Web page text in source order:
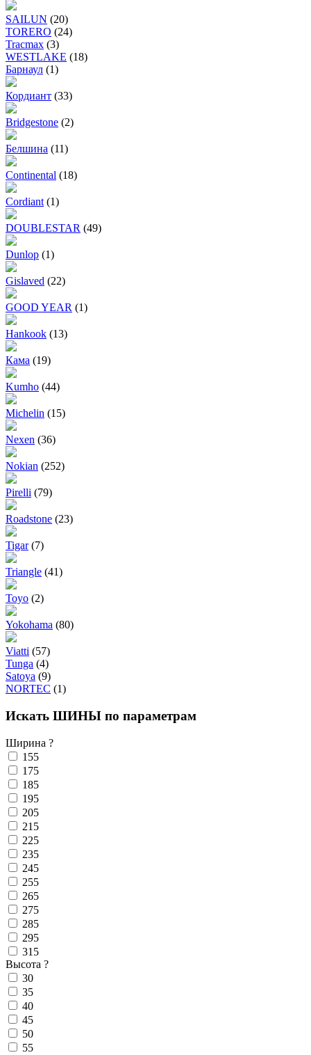
SAILUN (20)
TORERO (24)
Tracmax (3)
WESTLAKE (18)
Барнаул (1)
Кордиант (33)
Bridgestone (2)
Белшина (11)
Continental (18)
Cordiant (1)
DOUBLESTAR (49)
Dunlop (1)
Gislaved (22)
GOOD YEAR (1)
Hankook (13)
Кама (19)
Kumho (44)
Michelin (15)
Nexen (36)
Nokian (252)
Pirelli (79)
Roadstone (23)
Tigar (7)
Triangle (41)
Toyo (2)
Yokohama (80)
Viatti (57)
Tunga (4)
Satoya (9)
NORTEC (1)
Искать ШИНЫ по параметрам
Ширина ?
155
175
185
195
205
215
225
235
245
255
265
275
285
295
315
Высота ?
30
35
40
45
50
55